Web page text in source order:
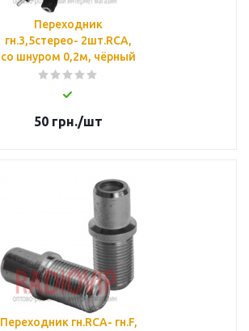
Переходник
гн.3,5стерео- 2шт.RCA,
co шнуром 0,2м, чёрный
50 грн./шт
Переходник гн.RCA- гн.F,